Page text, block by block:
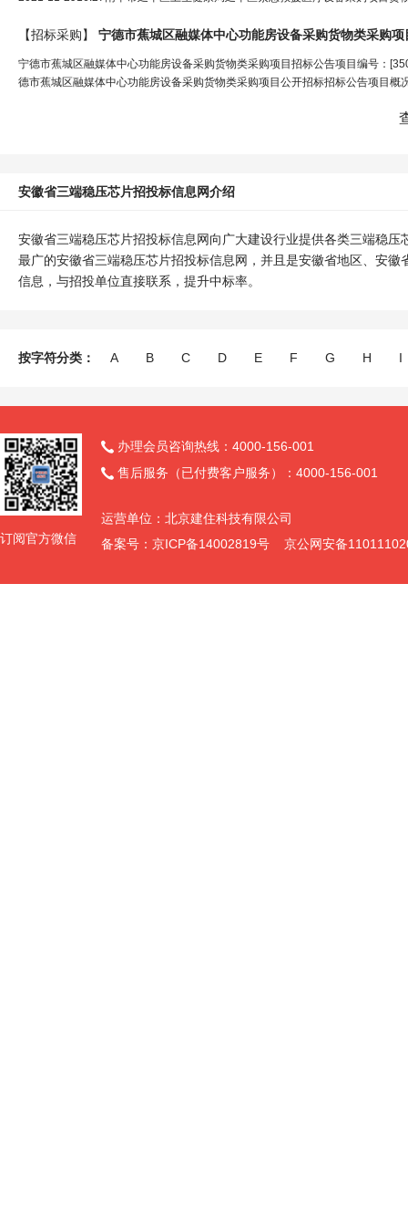
【招标采购】 宁德市蕉城区融媒体中心功能房设备采购货物类采购项
宁德市蕉城区融媒体中心功能房设备采购货物类采购项目招标公告项目编号：
德市蕉城区融媒体中心功能房设备采购货物类采购项目公开招标招标公告项目
安徽省三端稳压芯片招投标信息网介绍
安徽省三端稳压芯片招投标信息网向广大建设行业提供各类三端稳
最广的安徽省三端稳压芯片招投标信息网，并且是安徽省地区、安
信息，与招投单位直接联系，提升中标率。
按字符分类： A B C D E F G H I
订阅官方微信
 办理会员咨询热线：4000-156-001
 售后服务（已付费客户服务）：4000-156-001
运营单位：北京建住科技有限公司
备案号：京ICP备14002819号 京公网安备